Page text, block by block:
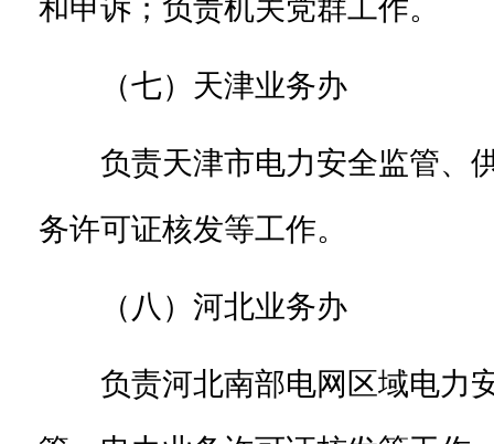
和申诉；负责机关党群工作。
（七）天津业务办
负责天津市电力安全监管、
务许可证核发等工作。
（八）河北业务办
负责河北南部电网区域电力